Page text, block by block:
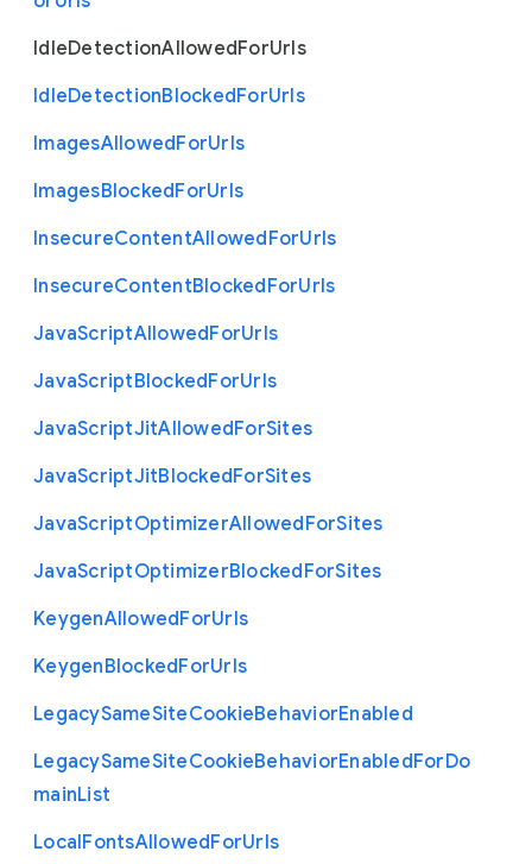
IdleDetectionAllowedForUrls
IdleDetectionBlockedForUrls
ImagesAllowedForUrls
ImagesBlockedForUrls
InsecureContentAllowedForUrls
InsecureContentBlockedForUrls
JavaScriptAllowedForUrls
JavaScriptBlockedForUrls
JavaScriptJitAllowedForSites
JavaScriptJitBlockedForSites
JavaScriptOptimizerAllowedForSites
JavaScriptOptimizerBlockedForSites
KeygenAllowedForUrls
KeygenBlockedForUrls
LegacySameSiteCookieBehaviorEnabled
LegacySameSiteCookieBehaviorEnabledForDo
mainList
LocalFontsAllowedForUrls